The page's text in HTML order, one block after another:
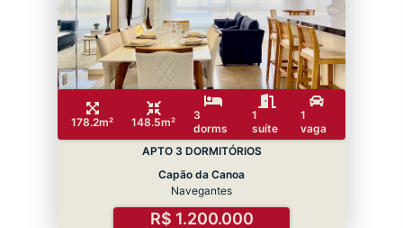
178.2m² 148.5m²
3
dorms
1
suíte
1
vaga
APTO 3 DORMITÓRIOS
Capão da Canoa
Navegantes
R$ 1.200.000